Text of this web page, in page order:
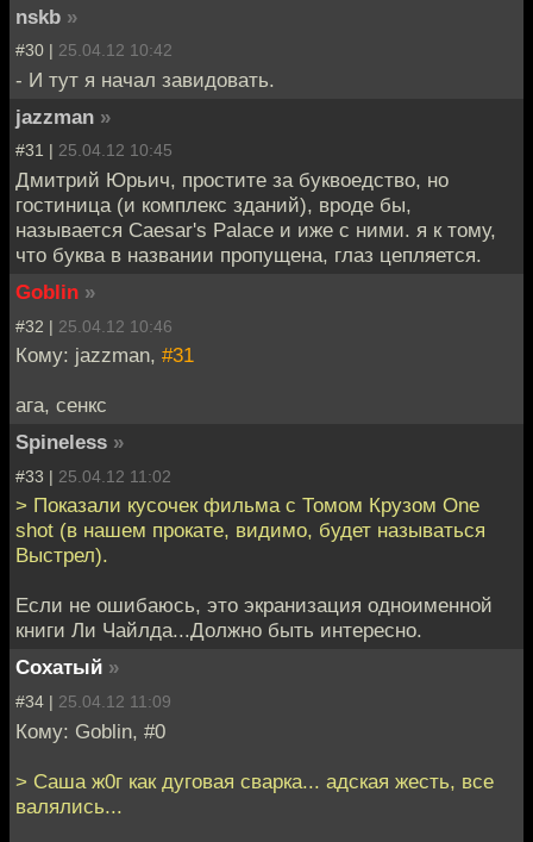
nskb »
#30 | 25.04.12 10:42
- И тут я начал завидовать.
jazzman »
#31 | 25.04.12 10:45
Дмитрий Юрьич, простите за буквоедство, но
гостиница (и комплекс зданий), вроде бы,
называется Caesar's Palace и иже с ними. я к тому,
что буква в названии пропущена, глаз цепляется.
Goblin »
#32 | 25.04.12 10:46
Кому: jazzman, #31
ага, сенкс
Spineless »
#33 | 25.04.12 11:02
> Показали кусочек фильма с Томом Крузом One
shot (в нашем прокате, видимо, будет называться
Выстрел).
Если не ошибаюсь, это экранизация одноименной
книги Ли Чайлда...Должно быть интересно.
Cохатый »
#34 | 25.04.12 11:09
Кому: Goblin, #0
> Саша ж0г как дуговая сварка... адская жесть, все
валялись...